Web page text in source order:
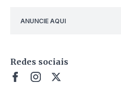
ANUNCIE AQUI
Redes sociais